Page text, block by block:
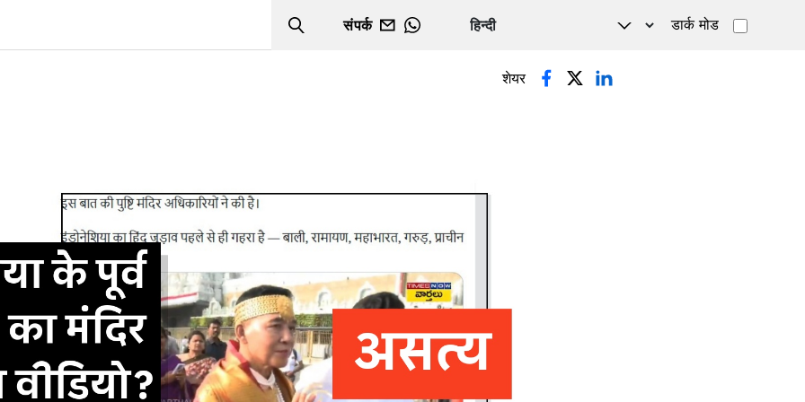
Search
संपर्क
WHATSAPP
डार्क मोड
शेयर